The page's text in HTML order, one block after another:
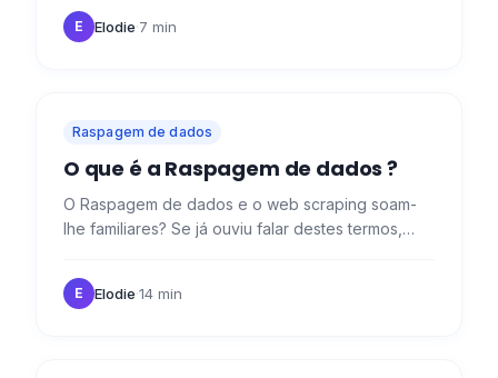
um lembrete para os…
E Elodie·7 min
Raspagem de dados
O que é a Raspagem de dados ?
O Raspagem de dados e o web scraping soam-
lhe familiares? Se já ouviu falar destes termos,
sítio certo! Estas…
E Elodie·14 min